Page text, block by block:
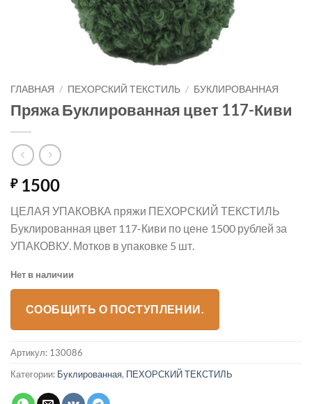
ГЛАВНАЯ / ПЕХОРСКИЙ ТЕКСТИЛЬ / БУКЛИРОВАННАЯ
Пряжа Буклированная цвет 117-Киви
₽1500
ЦЕЛАЯ УПАКОВКА пряжи ПЕХОРСКИЙ ТЕКСТИЛЬ
Буклированная цвет 117-Киви по цене 1500 рублей за
УПАКОВКУ. Мотков в упаковке 5 шт.
Нет в наличии
СООБЩИТЬ О ПОСТУПЛЕНИИ.
Артикул: 130086
Категории: Буклированная, ПЕХОРСКИЙ ТЕКСТИЛЬ